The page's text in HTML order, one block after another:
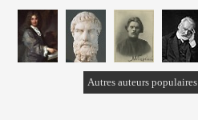
Autres auteurs populaires